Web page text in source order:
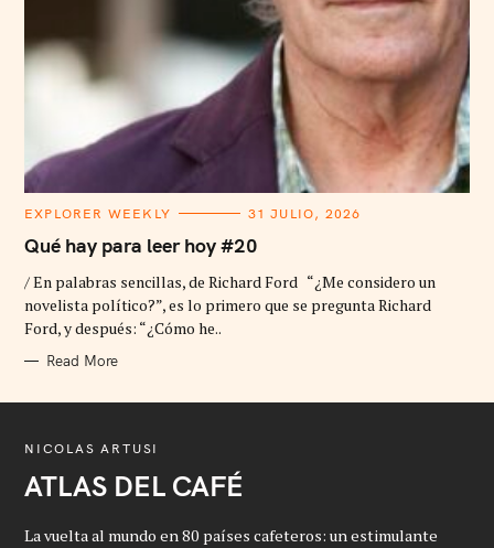
C
T
E
O
I
E
EXPLORER WEEKLY 31 JULIO, 2026
Qué hay para leer hoy #20
/ En palabras sencillas, de Richard Ford “¿Me considero un
novelista político?”, es lo primero que se pregunta Richard
Ford, y después: “¿Cómo he..
Read More
NICOLAS ARTUSI
ATLAS DEL CAFÉ
La vuelta al mundo en 80 países cafeteros: un estimulante